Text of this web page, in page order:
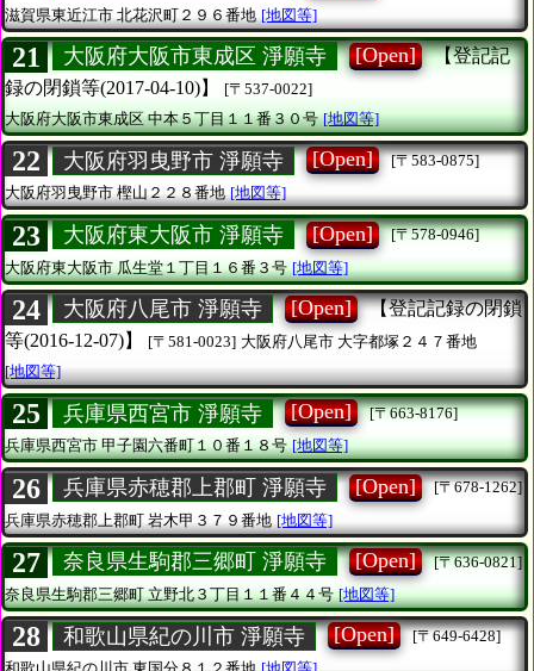
滋賀県東近江市 北花沢町２９６番地 [地図等]
21 大阪府大阪市東成区 淨願寺 [Open]
【登記記
録の閉鎖等(2017-04-10)】
[〒537-0022]
大阪府大阪市東成区中本５丁目１１番３０号 [地図等]
22 大阪府羽曳野市 淨願寺 [Open]
[〒583-0875]
大阪府羽曳野市樫山２２８番地 [地図等]
23 大阪府東大阪市 淨願寺 [Open]
[〒578-0946]
大阪府東大阪市瓜生堂１丁目１６番３号 [地図等]
24 大阪府八尾市 淨願寺 [Open]
【登記記録の閉鎖
等(2016-12-07)】
[〒581-0023] 大阪府八尾市 大字都塚２４７番地
[地図等]
25 兵庫県西宮市 淨願寺 [Open]
[〒663-8176]
兵庫県西宮市甲子園六番町１０番１８号 [地図等]
26 兵庫県赤穂郡上郡町 淨願寺 [Open]
[〒678-1262]
兵庫県赤穂郡上郡町 岩木甲３７９番地 [地図等]
27 奈良県生駒郡三郷町 淨願寺 [Open]
[〒636-0821]
奈良県生駒郡三郷町立野北３丁目１１番４４号 [地図等]
28 和歌山県紀の川市 淨願寺 [Open]
[〒649-6428]